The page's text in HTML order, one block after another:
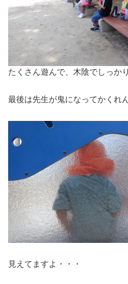
たくさん遊んで、木陰でしっか
最後は先生が鬼になってかくれ
見えてますよ・・・